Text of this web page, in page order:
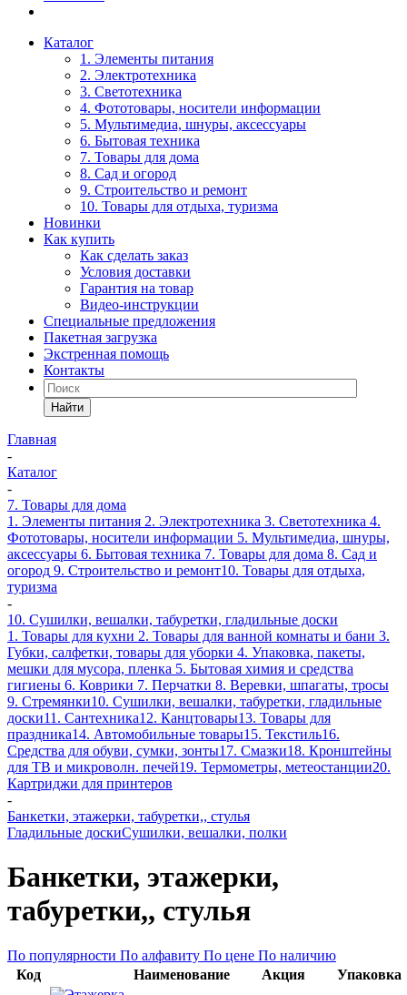
Каталог
1. Элементы питания
2. Электротехника
3. Светотехника
4. Фототовары, носители информации
5. Мультимедиа, шнуры, аксессуары
6. Бытовая техника
7. Товары для дома
8. Сад и огород
9. Строительство и ремонт
10. Товары для отдыха, туризма
Новинки
Как купить
Как сделать заказ
Условия доставки
Гарантия на товар
Видео-инструкции
Специальные предложения
Пакетная загрузка
Экстренная помощь
Контакты
Найти
Главная
-
Каталог
-
7. Товары для дома
1. Элементы питания 2. Электротехника 3. Светотехника 4.
Фототовары, носители информации 5. Мультимедиа, шнуры,
аксессуары 6. Бытовая техника 7. Товары для дома 8. Сад и
огород 9. Строительство и ремонт10. Товары для отдыха,
туризма
-
10. Сушилки, вешалки, табуретки, гладильные доски
1. Товары для кухни 2. Товары для ванной комнаты и бани 3.
Губки, салфетки, товары для уборки 4. Упаковка, пакеты,
мешки для мусора, пленка 5. Бытовая химия и средства
гигиены 6. Коврики 7. Перчатки 8. Веревки, шпагаты, тросы
9. Стремянки10. Сушилки, вешалки, табуретки, гладильные
доски11. Сантехника12. Канцтовары13. Товары для
праздника14. Автомобильные товары15. Текстиль16.
Средства для обуви, сумки, зонты17. Смазки18. Кронштейны
для ТВ и микроволн. печей19. Термометры, метеостанции20.
Картриджи для принтеров
-
Банкетки, этажерки, табуретки,, стулья
Гладильные доскиСушилки, вешалки, полки
Банкетки, этажерки,
табуретки,, стулья
По популярности По алфавиту По цене По наличию
Код
Наименование Акция Упаковка